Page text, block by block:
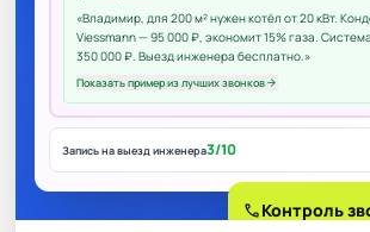
«Владимир, для 200 м² нужен котёл от 20 кВт.
Viessmann — 95 000 ₽, экономит 15% газа.
350 000 ₽. Выезд инженера бесплатно.»
Показать пример из лучших звонковarrow_forward
Запись на выезд инженера3/10
callКонтроль